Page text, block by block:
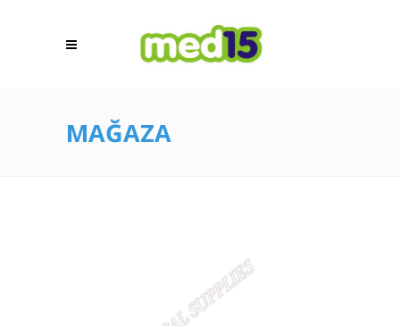
MAĞAZA